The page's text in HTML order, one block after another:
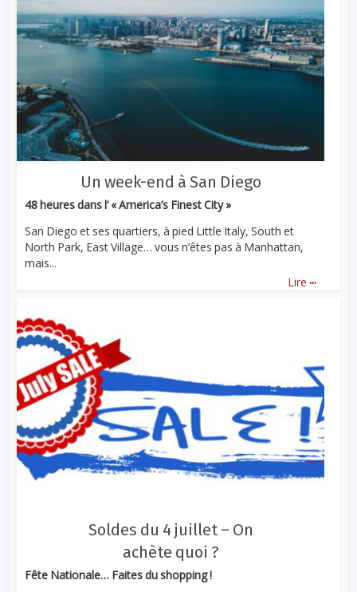
Un week-end à San Diego
48 heures dans l’ « America’s Finest City »
San Diego et ses quartiers, à pied Little Italy, South et
North Park, East Village… vous n’êtes pas à Manhattan,
mais...
Lire ...
Soldes du 4 juillet – On
achète quoi ?
Fête Nationale… Faites du shopping !